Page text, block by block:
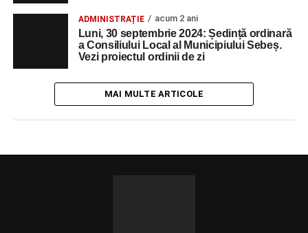
ADMINISTRAȚIE acum 2 ani
Luni, 30 septembrie 2024: Ședință ordinară
a Consiliului Local al Municipiului Sebeș.
Vezi proiectul ordinii de zi
MAI MULTE ARTICOLE